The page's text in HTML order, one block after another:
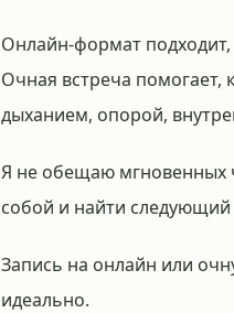
Онлайн-формат
Очная встреча помогает,
дыханием, опорой,
Я не обещаю мгновенных
собой и найти
Запись на онлайн или
идеально.